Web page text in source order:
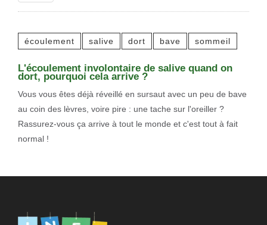
écoulement salive dort bave sommeil
L'écoulement involontaire de salive quand on
dort, pourquoi cela arrive ?
Vous vous êtes déjà réveillé en sursaut avec un peu de bave
au coin des lèvres, voire pire : une tache sur l'oreiller ?
Rassurez-vous ça arrive à tout le monde et c'est tout à fait
normal !